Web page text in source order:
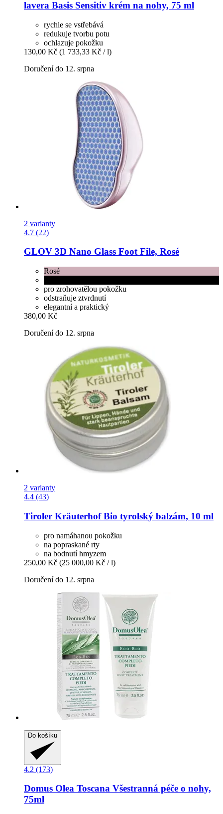
lavera Basis Sensitiv krém na nohy, 75 ml
rychle se vstřebává
redukuje tvorbu potu
ochlazuje pokožku
130,00 Kč (1 733,33 Kč / l)
Doručení do 12. srpna
2 varianty
4.7 (22)
GLOV 3D Nano Glass Foot File, Rosé
Rosé
pro zrohovatělou pokožku
odstraňuje ztvrdnutí
elegantní a praktický
380,00 Kč
Doručení do 12. srpna
2 varianty
4.4 (43)
Tiroler KräuterhofBio tyrolský balzám, 10 ml
pro namáhanou pokožku
na popraskané rty
na bodnutí hmyzem
250,00 Kč (25 000,00 Kč / l)
Doručení do 12. srpna
Do košíku
4.2 (173)
Domus Olea Toscana Všestranná péče o nohy,
75ml